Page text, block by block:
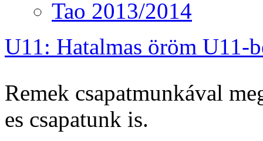
Tao 2013/2014
U11: Hatalmas öröm U11-
Remek csapatmunkával
es csapatunk is.